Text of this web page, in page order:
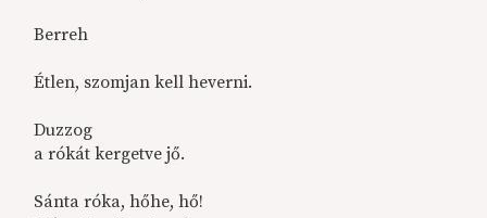
Berreh
Étlen, szomjan kell heverni.
Duzzog
a rókát kergetve jő.
Sánta róka, hőhe, hő!